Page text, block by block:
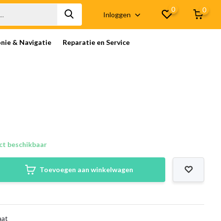
Inloggen
0 0
& Navigatie Reparatie en Service
beschikbaar
Toevoegen aan winkelwagen